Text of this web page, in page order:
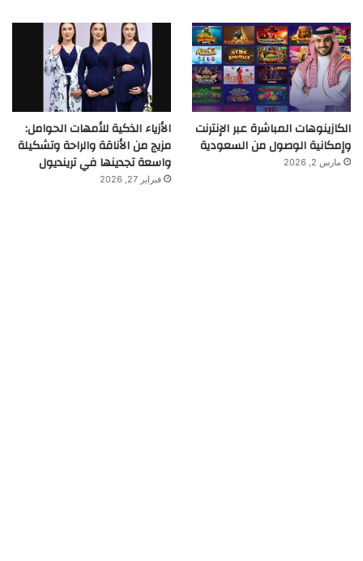
الكازينوهات المباشرة عبر الإنترنت
وإمكانية الوصول من السعودية
مارس 2, 2026
الأزياء الذكية للأمهات الحوامل:
مزيج من الأناقة والراحة وتشكيلة
واسعة تجدينها في ترينديول
فبراير 27, 2026